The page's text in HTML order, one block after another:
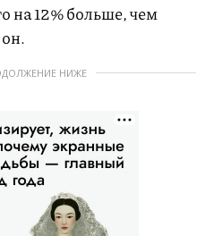
на 12% больше, чем
НИЖЕ